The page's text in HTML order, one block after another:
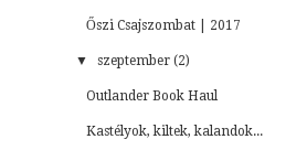
Őszi Csajszombat | 2017
▼ szeptember (2)
Outlander Book Haul
Kastélyok, kiltek, kalandok...